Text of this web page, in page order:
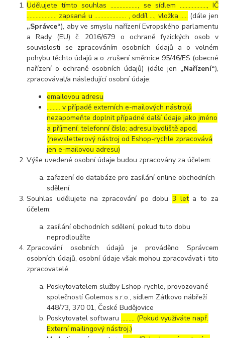
Udělujete tímto souhlas ……………..., se sídlem ………………, IČ
………………., zapsaná u ………………… , oddíl …, vložka ….. (dále jen
„Správce“), aby ve smyslu nařízení Evropského parlamentu
a Rady (EU) č. 2016/679 o ochraně fyzických osob v
souvislosti se zpracováním osobních údajů a o volném
pohybu těchto údajů a o zrušení směrnice 95/46/ES (obecné
nařízení o ochraně osobních údajů) (dále jen „Nařízení“),
zpracovával/a následující osobní údaje:
emailovou adresu
……… v případě externích e-mailových nástrojů
nezapomeňte doplnit případné další údaje jako jméno
a příjmení; telefonní číslo; adresu bydliště apod.
(newsletterový nástroj od Eshop-rychle zpracovává
jen e-mailovou adresu)
Výše uvedené osobní údaje budou zpracovány za účelem:
zařazení do databáze pro zasílání online obchodních
sdělení.
Souhlas udělujete na zpracování po dobu3 leta to za
účelem:
zasílání obchodních sdělení, pokud tuto dobu
neprodloužíte
Zpracování osobních údajů je prováděno Správcem
osobních údajů, osobní údaje však mohou zpracovávat i tito
zpracovatelé:
Poskytovatelem služby Eshop-rychle, provozované
společností Golemos s.r.o., sídlem Zátkovo nábřeží
448/73, 370 01, České Budějovice
Poskytovatel softwaru……… (Pokud využíváte např.
Externí mailingový nástroj.)